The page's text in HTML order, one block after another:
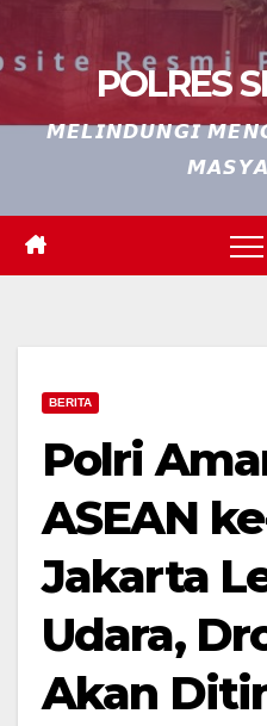
POLRES
𝙈𝙀𝙇𝙄𝙉𝘿𝙐𝙉𝙂𝙄
BERITA
Polri
ASEAN
Jakarta
Udara,
Akan